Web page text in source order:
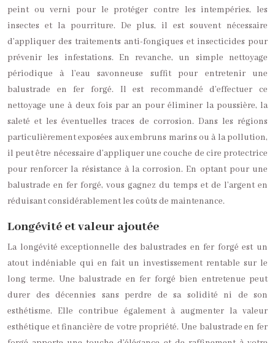
peint ou verni pour le protéger contre les intempéries, les
insectes et la pourriture. De plus, il est souvent nécessaire
d’appliquer des traitements anti-fongiques et insecticides pour
prévenir les infestations. En revanche, un simple nettoyage
périodique à l’eau savonneuse suffit pour entretenir une
balustrade en fer forgé. Il est recommandé d’effectuer ce
nettoyage une à deux fois par an pour éliminer la poussière, la
saleté et les éventuelles traces de corrosion. Dans les régions
particulièrement exposées aux embruns marins ou à la pollution,
il peut être nécessaire d’appliquer une couche de cire protectrice
pour renforcer la résistance à la corrosion. En optant pour une
balustrade en fer forgé, vous gagnez du temps et de l’argent en
réduisant considérablement les coûts de maintenance.
Longévité et valeur ajoutée
La longévité exceptionnelle des balustrades en fer forgé est un
atout indéniable qui en fait un investissement rentable sur le
long terme. Une balustrade en fer forgé bien entretenue peut
durer des décennies sans perdre de sa solidité ni de son
esthétisme. Elle contribue également à augmenter la valeur
esthétique et financière de votre propriété. Une balustrade en fer